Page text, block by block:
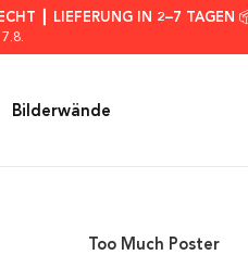
┃ LIEFERUNG IN 2–7 TAGEN
Bilderwände
Too Much Poster